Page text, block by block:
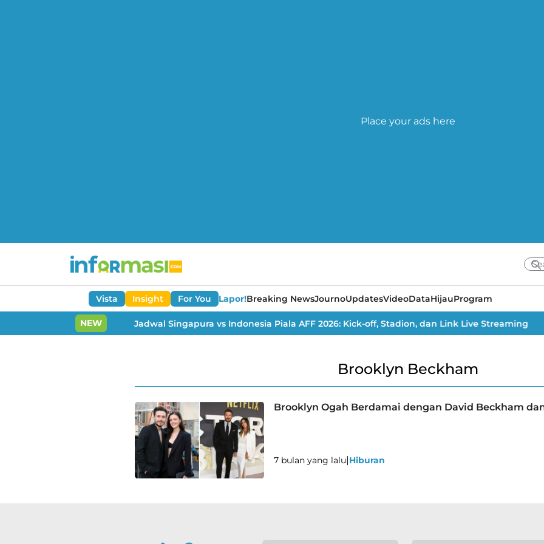
Place your ads here
Vista Insight For You Lapor!Breaking NewsJournoUpdatesVideoDataHijauProgram
NEW Jadwal Singapura vs Indonesia Piala AFF 2026: Kick-off, Stadion, dan Link Live Streaming
Brooklyn Beckham
Brooklyn Ogah Berdamai dengan David Beckham
7 bulan yang lalu|Hiburan